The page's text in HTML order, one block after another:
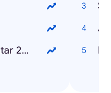
Eliminatorias Qatar 2022